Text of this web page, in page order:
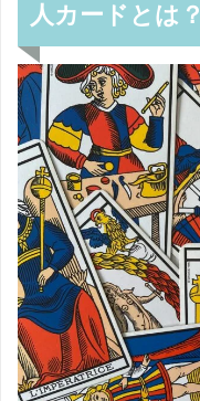
人カードとは？